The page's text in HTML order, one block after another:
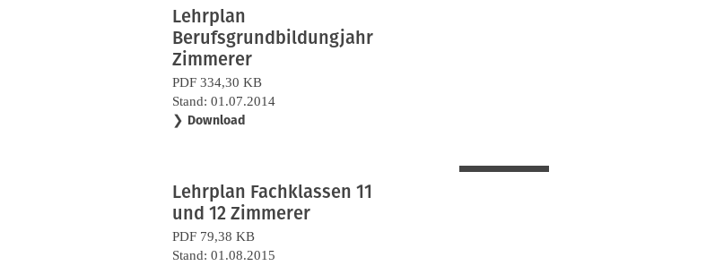
Lehrplan
Berufsgrundbildungjahr
Zimmerer
PDF 334,30 KB
Stand: 01.07.2014
❯ Download
Lehrplan Fachklassen 11
und 12 Zimmerer
PDF 79,38 KB
Stand: 01.08.2015